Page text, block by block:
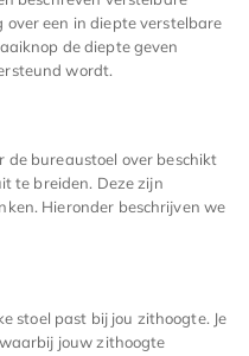
een in diepte verstelbare
de diepte geven
wordt.
bureaustoel over beschikt
te breiden. Deze zijn
Hieronder beschrijven we
stoel past bij jou zithoogte. Je
jouw zithoogte